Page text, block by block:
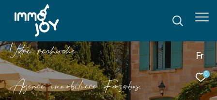
Fr
0
Vore recece
Agence immobilière Fonsorbes,